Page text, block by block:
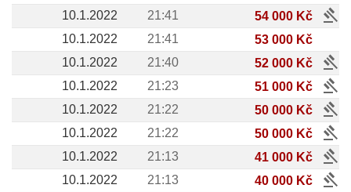
10.1.2022
21:41 54 000 Kč gavel
10.1.2022 21:41
53 000 Kč
10.1.2022
21:40 52 000 Kč gavel
10.1.2022 21:23 51 000 Kč gavel
10.1.2022 21:22 50 000 Kč gavel
10.1.2022 21:22 50 000 Kč gavel
10.1.2022 21:13 41 000 Kč gavel
10.1.2022 21:13 40 000 Kč
gavel